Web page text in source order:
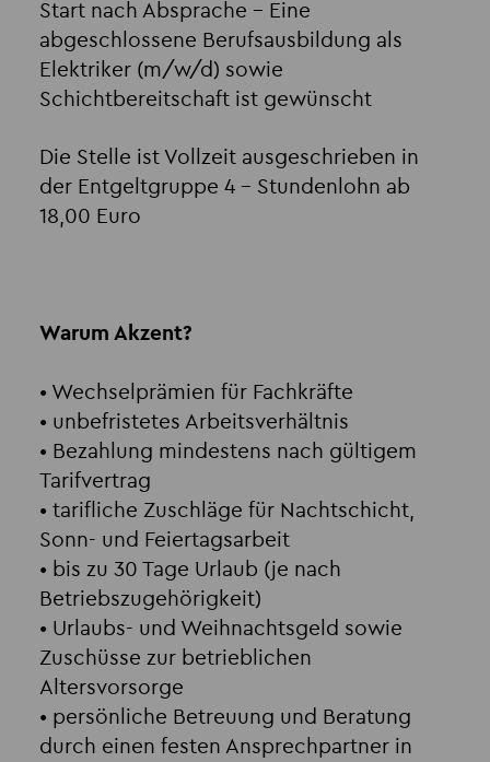
Start nach Absprache – Eine
abgeschlossene Berufsausbildung als
Elektriker (m/w/d) sowie
Schichtbereitschaft ist gewünscht
Die Stelle ist Vollzeit ausgeschrieben in
der Entgeltgruppe 4 – Stundenlohn ab
18,00 Euro
Warum Akzent?
• Wechselprämien für Fachkräfte
• unbefristetes Arbeitsverhältnis
• Bezahlung mindestens nach gültigem
Tarifvertrag
• tarifliche Zuschläge für Nachtschicht,
Sonn- und Feiertagsarbeit
• bis zu 30 Tage Urlaub (je nach
Betriebszugehörigkeit)
• Urlaubs- und Weihnachtsgeld sowie
Zuschüsse zur betrieblichen
Altersvorsorge
• persönliche Betreuung und Beratung
durch einen festen Ansprechpartner in